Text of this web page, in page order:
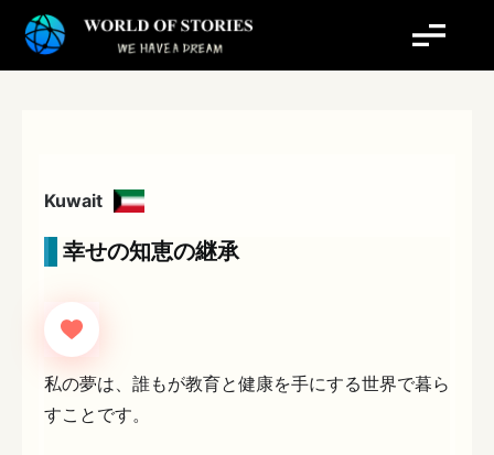
Kuwait
幸せの知恵の継承
私の夢は、誰もが教育と健康を手にする世界で暮ら
すことです。